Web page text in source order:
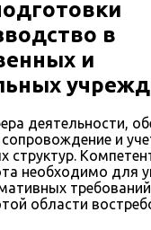
в
и
деятельности,
и
структур.
необходимо для
области